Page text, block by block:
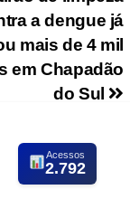
a dengue já
mais de 4 mil
em Chapadão
do Sul
Acessos
2.792